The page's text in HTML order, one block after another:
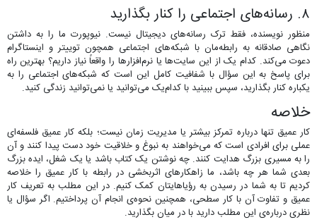
۸. رسانه‌های اجتماعی را کنار بگذارید
منظور نویسنده، فقط ترک رسانه‌های دیجیتال نیست. نیوپورت ما را به داشتن
نگاهی صادقانه به رابطه‌مان با شبکه‌های اجتماعی همچون توییتر و اینستاگرام
دعوت می‌کند. کدام یک از این سایت‌ها یا نرم‌افزارها را واقعاً نیاز داریم؟ بهترین راه
برای پاسخ به این سؤال با شفافیت کامل این است که شبکه‌های اجتماعی را به
یکباره کنار بگذارید، سپس ببینید با کدام‌یک می‌توانید یا نمی‌توانید زندگی کنید.
خلاصه
کار عمیق تنها درباره‎ تمرکز بیشتر یا مدیریت زمان نیست؛ بلکه کار عمیق فلسفه‌ای
عملی برای افرادی است که می‌خواهند به نبوغ و خلاقیت خود دست پیدا کنند و آن
را به مسیری بزرگ هدایت کنند. چه نوشتن یک کتاب باشد یا یک شغل، ایده بزرگ
بعدی شما هر چه باشد، ما زاهکارهای اثربخشی در رابطه با کار عمیق را خلاصه
کردیم تا به شما در رسیدن به رؤیاهایتان کمک کنیم. در این مطلب به تعریف کار
عمیق و تفاوت آن با کار سطحی، همچنین نحوه‌ی انجام آن پرداختیم. اگر سؤال یا
نظری درباره‌ی این مطلب دارید با در میان بگذارید.